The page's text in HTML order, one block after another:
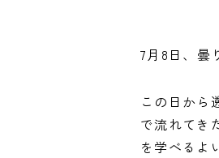
7月8日、曇
この日から
で流れてき
を学べるよ